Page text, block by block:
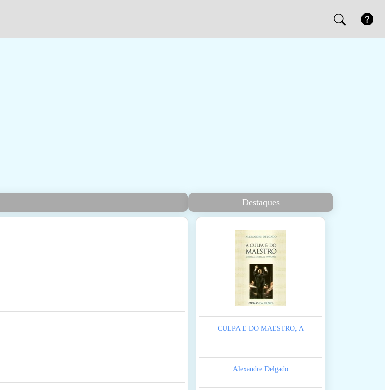
Destaques
CULPA E DO MAESTRO, A
Alexandre Delgado